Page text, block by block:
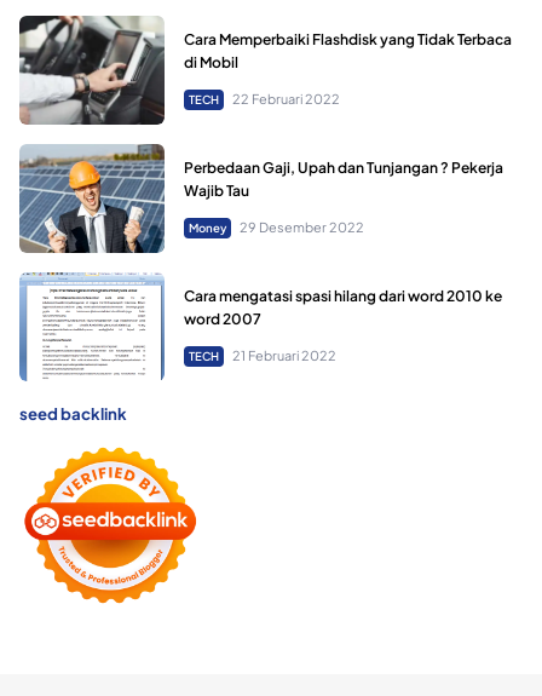
Cara Memperbaiki Flashdisk yang Tidak Terbaca
di Mobil
TECH 22 Februari 2022
Perbedaan Gaji, Upah dan Tunjangan ? Pekerja
Wajib Tau
Money 29 Desember 2022
Cara mengatasi spasi hilang dari word 2010 ke
word 2007
TECH 21 Februari 2022
seed backlink